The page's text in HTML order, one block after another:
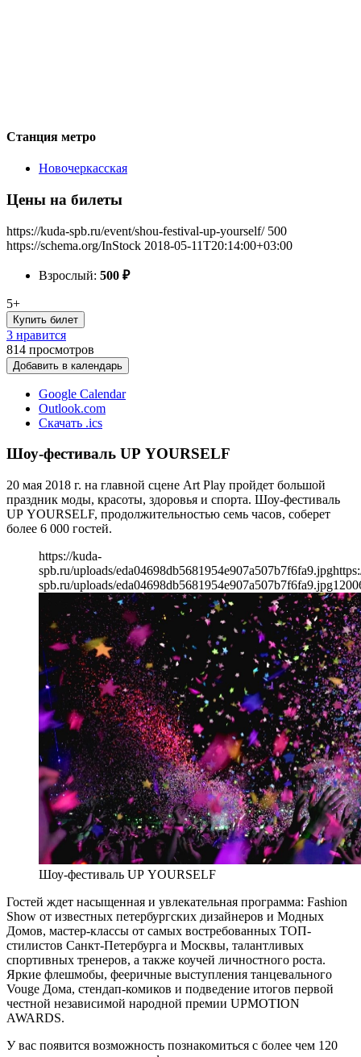
Станция метро
Новочеркасская
Цены на билеты
https://kuda-spb.ru/event/shou-festival-up-yourself/ 500
https://schema.org/InStock 2018-05-11T20:14:00+03:00
Взрослый: 500 ₽
5+
Купить билет
3 нравится
814 просмотров
Добавить в календарь
Google Calendar
Outlook.com
Скачать .ics
Шоу-фестиваль UP YOURSELF
20 мая 2018 г. на главной сцене Art Play пройдет большой
праздник моды, красоты, здоровья и спорта. Шоу-фестиваль
UP YOURSELF, продолжительностью семь часов, соберет
более 6 000 гостей.
https://kuda-
spb.ru/uploads/eda04698db5681954e907a507b7f6fa9.jpg
spb.ru/uploads/eda04698db5681954e907a507b7f6fa9.jpg1200
Шоу-фестиваль UP YOURSELF
Гостей ждет насыщенная и увлекательная программа: Fashion
Show от известных петербургских дизайнеров и Модных
Домов, мастер-классы от самых востребованных ТОП-
стилистов Санкт-Петербурга и Москвы, талантливых
спортивных тренеров, а также коучей личностного роста.
Яркие флешмобы, фееричные выступления танцевального
Vouge Дома, стендап-комиков и подведение итогов первой
честной независимой народной премии UPMOTION
AWARDS.
У вас появится возможность познакомиться с более чем 120